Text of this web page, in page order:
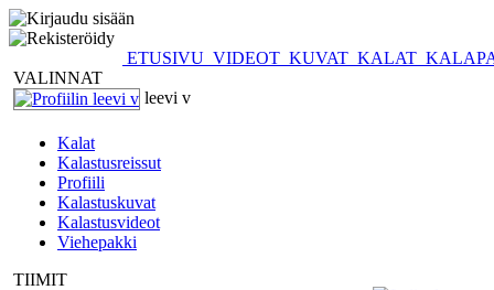
ETUSIVU VIDEOT KUVAT KALAT
VALINNAT
leevi v
Kalat
Kalastusreissut
Profiili
Kalastuskuvat
Kalastusvideot
Viehepakki
TIIMIT